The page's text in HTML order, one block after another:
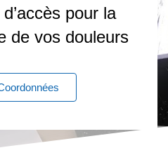
pour la
de vos douleurs